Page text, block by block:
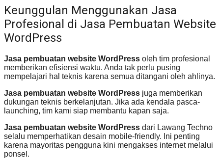
Keunggulan Menggunakan Jasa
Profesional di Jasa Pembuatan Website
WordPress
Jasa pembuatan website WordPress oleh tim profesional
memberikan efisiensi waktu. Anda tak perlu pusing
mempelajari hal teknis karena semua ditangani oleh ahlinya.
Jasa pembuatan website WordPress juga memberikan
dukungan teknis berkelanjutan. Jika ada kendala pasca-
launching, tim kami siap membantu kapan saja.
Jasa pembuatan website WordPress dari Lawang Techno
selalu memperhatikan desain mobile-friendly. Ini penting
karena mayoritas pengguna kini mengakses internet melalui
ponsel.